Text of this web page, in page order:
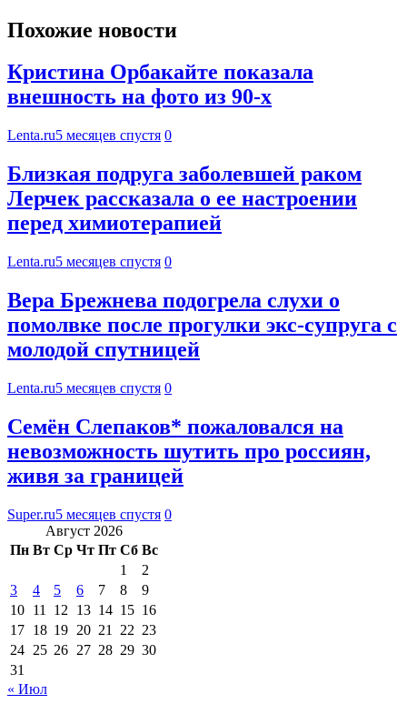
Похожие новости
Кристина Орбакайте показала
внешность на фото из 90-х
Lenta.ru5 месяцев спустя 0
Близкая подруга заболевшей раком
Лерчек рассказала о ее настроении
перед химиотерапией
Lenta.ru5 месяцев спустя 0
Вера Брежнева подогрела слухи о
помолвке после прогулки экс-супруга с
молодой спутницей
Lenta.ru5 месяцев спустя 0
Семён Слепаков* пожаловался на
невозможность шутить про россиян,
живя за границей
Super.ru5 месяцев спустя 0
Август 2026
Пн Вт Ср Чт Пт Сб Вс
1
2
3
4 5 6 7 8
9
10 11 12 13 14 15 16
17 18 19 20 21 22 23
24 25 26 27 28 29 30
31
« Июл